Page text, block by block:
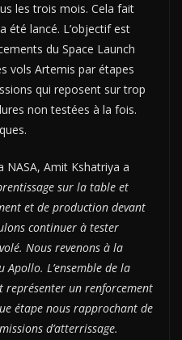
les trois mois. Cela fait
été lancé. L’objectif est
du Space Launch
vols Artemis par étapes
qui reposent sur trop
non testées à la fois.
NASA, Amit Kshatriya a
sur la table et
et de production devant
continuer à tester
Nous revenons à la
Apollo. L’ensemble de la
représenter un renforcement
étape nous rapprochant de
d’atterrissage.